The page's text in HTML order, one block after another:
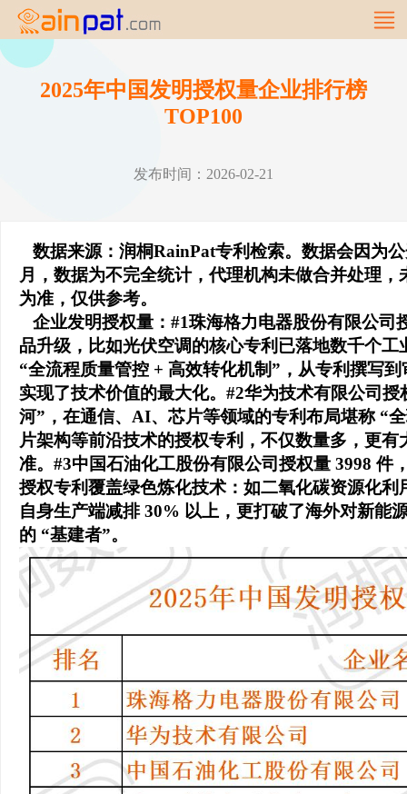
2025年中国发明授权量企业排行榜
TOP100
发布时间：2026-02-21
数据来源：润桐RainPat专利检索。数据会因为
月，数据为不完全统计，代理机构未做合并处理
为准，仅供参考。
企业发明授权量：#1珠海格力电器股份有限公司
品升级，比如光伏空调的核心专利已落地数千个
“全流程质量管控 + 高效转化机制”，从专利撰写
实现了技术价值的最大化。#2华为技术有限公司
河”，在通信、AI、芯片等领域的专利布局堪称 “
片架构等前沿技术的授权专利，不仅数量多，更
准。#3中国石油化工股份有限公司授权量 3998 件
授权专利覆盖绿色炼化技术：如二氧化碳资源化
自身生产端减排 30% 以上，更打破了海外对新能
的 “基建者”。